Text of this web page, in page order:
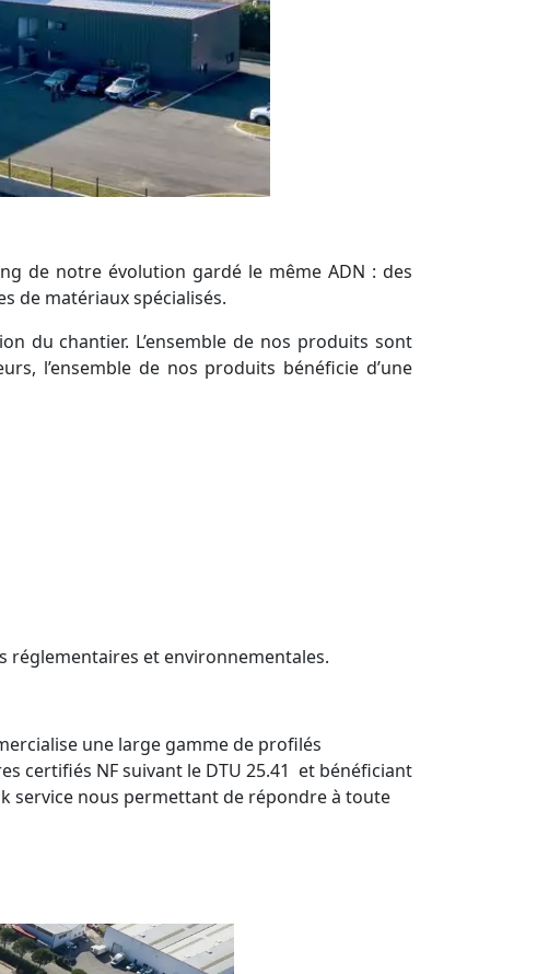
de notre évolution gardé le même ADN : des
de matériaux spécialisés.
du chantier. L’ensemble de nos produits sont
l’ensemble de nos produits bénéficie d’une
réglementaires et environnementales.
une large gamme de profilés
certifiés NF suivant le DTU 25.41 et bénéficiant
service nous permettant de répondre à toute